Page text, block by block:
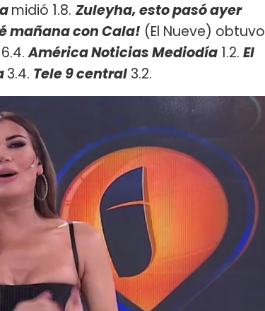
midió 1.8. Zuleyha, esto pasó ayer
mañana con Cala! (El Nueve) obtuvo
6.4.América Noticias Mediodía 1.2. El
3.4. Tele 9 central 3.2.